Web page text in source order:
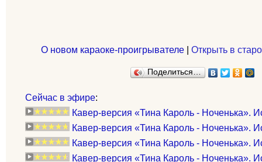
О новом караоке-проигрывателе| Открыть в
Поделиться…
Сейчас в эфире:
Кавер-версия «Тина Кароль - Ноченька».
Кавер-версия «Тина Кароль - Ноченька».
Кавер-версия «Тина Кароль - Ноченька».
Кавер-версия «Тина Кароль - Ноченька».